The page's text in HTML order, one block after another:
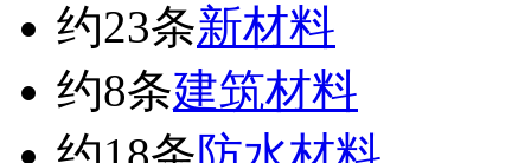
约23条新材料
约8条建筑材料